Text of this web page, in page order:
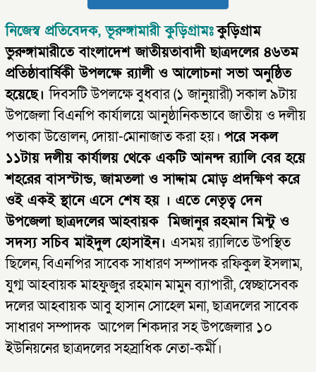
নিজেস্ব প্রতিবেদক, ভূরুঙ্গামারী কুড়িগ্রামঃকুড়িগ্রাম
ভুরুঙ্গামারীতে বাংলাদেশ জাতীয়তাবাদী ছাত্রদলের ৪৬তম
প্রতিষ্ঠাবার্ষিকী উপলক্ষে র‍্যালী ও আলোচনা সভা অনুষ্ঠিত
হয়েছে।দিবসটি উপলক্ষে বুধবার (১ জানুয়ারী) সকাল ৯টায়
উপজেলা বিএনপি কার্যালয়ে আনুষ্ঠানিকভাবে জাতীয় ও দলীয়
পতাকা উত্তোলন, দোয়া-মোনাজাত করা হয়। পরে সকল
১১টায় দলীয় কার্যালয় থেকে একটি আনন্দ র‌্যালি বের হয়ে
শহরের বাসস্টান্ড, জামতলা ও সাদ্দাম মোড় প্রদক্ষিণ করে
ওই একই স্থানে এসে শেষ হয় । এতে নেতৃত্ব দেন
উপজেলা ছাত্রদলের আহবায়ক মিজানুর রহমান মিন্টু ও
সদস্য সচিব মাইদুল হোসাইন। এসময় র‌্যালিতে উপস্থিত
ছিলেন, বিএনপির সাবেক সাধারণ সম্পাদক রফিকুল ইসলাম,
যুগ্ম আহবায়ক মাহফুজুর রহমান মামুন ব্যাপারী, স্বেচ্ছাসেবক
দলের আহবায়ক আবু হাসান সোহেল মনা, ছাত্রদলের সাবেক
সাধারণ সম্পাদক আপেল শিকদার সহ উপজেলার ১০
ইউনিয়নের ছাত্রদলের সহস্রাধিক নেতা-কর্মী।